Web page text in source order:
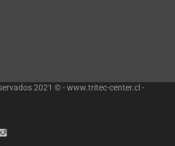
2021 © - www.tritec-center.cl -